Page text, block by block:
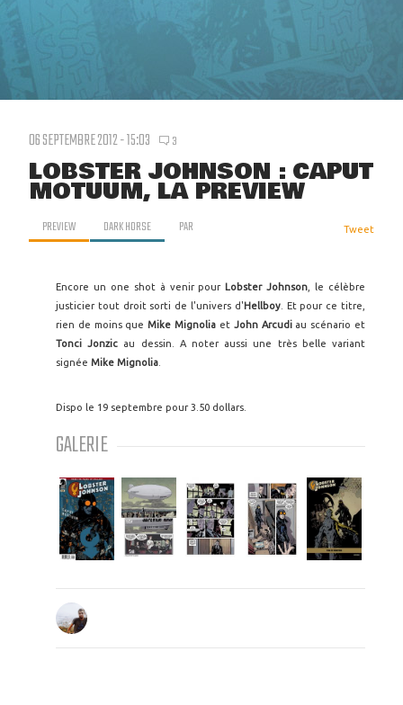
06 SEPTEMBRE 2012 - 15:03 3
LOBSTER JOHNSON : CAPUT
MOTUUM, LA PREVIEW
PREVIEW DARK HORSE PAR Tweet
Encore un one shot à venir pour Lobster Johnson , le célèbre
justicier tout droit sorti de l'univers d'Hellboy. Et pour ce titre,
rien de moins queMike Mignolia et John Arcudiau scénario et
Tonci Jonzic au dessin. A noter aussi une très belle variant
signée Mike Mignolia
Dispo le 19 septembre pour 3.50 dollars.
GALERIE